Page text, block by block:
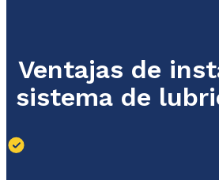
Ventajas de
sistema de